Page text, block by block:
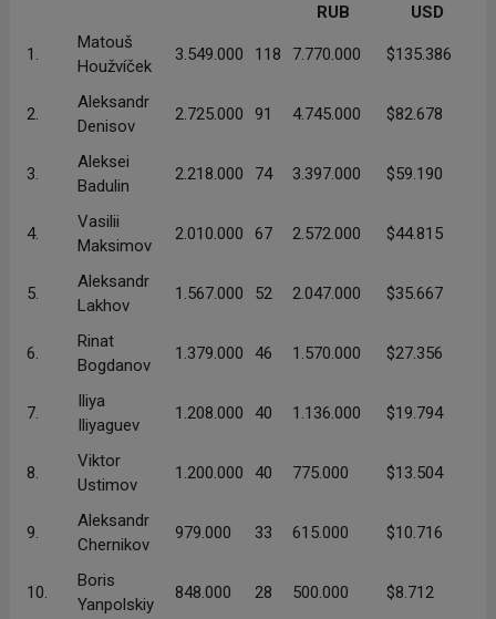
RUB
USD
1.
Matouš
Houžvíček
3.549.000 118 7.770.000 $135.386
2.
Aleksandr
Denisov
2.725.000 91 4.745.000 $82.678
3.
Aleksei
Badulin
2.218.000 74 3.397.000 $59.190
4.
Vasilii
Maksimov
2.010.000 67 2.572.000 $44.815
5.
Aleksandr
Lakhov
1.567.000 52 2.047.000 $35.667
6.
Rinat
Bogdanov
1.379.000 46 1.570.000 $27.356
7.
Iliya
Iliyaguev
1.208.000 40 1.136.000 $19.794
8.
Viktor
Ustimov
1.200.000 40 775.000 $13.504
9.
Aleksandr
Chernikov
979.000 33 615.000 $10.716
10.
Boris
Yanpolskiy
848.000 28 500.000 $8.712